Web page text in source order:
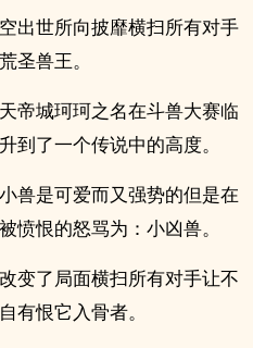
出世所向披靡横扫所有对手
圣兽王。
帝城珂珂之名在斗兽大赛临
到了一个传说中的高度。
兽是可爱而又强势的但是在
愤恨的怒骂为：小凶兽。
变了局面横扫所有对手让不
有恨它入骨者。